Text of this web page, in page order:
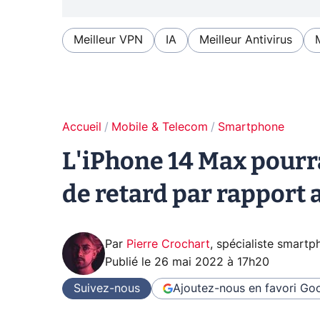
Meilleur VPN IA Meilleur Antivirus
Accueil Mobile & Telecom Smartphone
L'iPhone 14 Max
de retard par rapport
Par Pierre Crochart, spécialiste
Publié le 26 mai 2022 à 17h20
Suivez-nous Ajoutez-nous en favori